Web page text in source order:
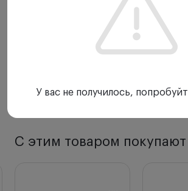
· Не нуждается в дополнительном
надежен в работе.
продолжительности работы
С этим товаром покупают
У вас не получилось,